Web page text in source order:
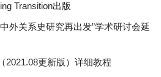
Transition出版
外关系史研究再出发”学术研讨会延
2021.08更新版）详细教程